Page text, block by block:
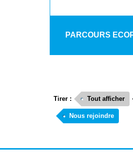
PARCOURS
Tirer : Tout afficher
Nous rejoindre